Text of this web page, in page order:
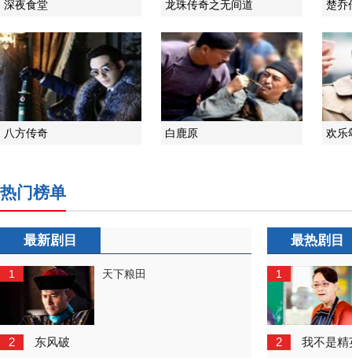
深夜食堂 龙珠传奇之无间道 楚乔
八方传奇 白鹿原 欢乐
热门榜单
最新剧目
1 天下粮田
2 东风破
最热剧目
1
2 我不是精